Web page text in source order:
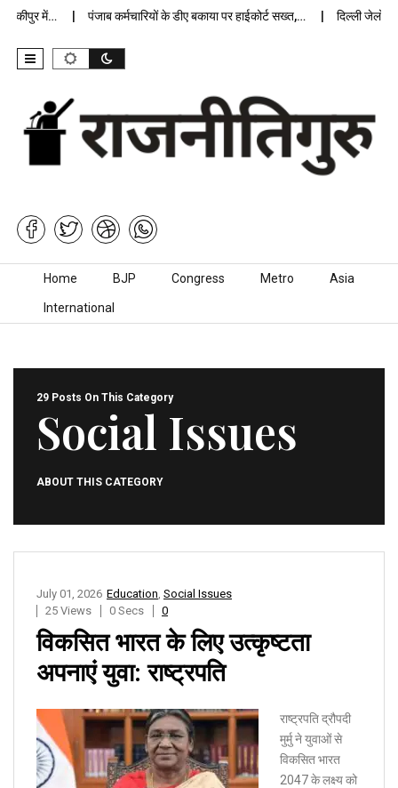
में… पंजाब कर्मचारियों के डीए बकाया पर हाईकोर्ट सख्त,… दिल्ली जेलों में
Skip to content
Home BJP Congress Metro Asia
International
29 Posts On This Category
Social Issues
ABOUT THIS CATEGORY
Education Social Issues
July 01, 2026
25 Views
0 Secs 0
विकसित भारत के लिए उत्कृष्टता
अपनाएं युवा: राष्ट्रपति
राष्ट्रपति द्रौपदी
मुर्मु ने युवाओं से
विकसित भारत
2047 के लक्ष्य को